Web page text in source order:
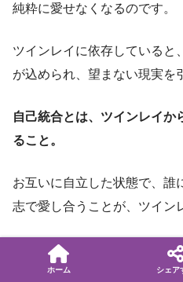
純粋に愛せなくなるのです。
ツインレイに依存していると
が込められ、望まない現実を
自己統合とは、ツインレイか
ること。
お互いに自立した状態で、誰
志で愛し合うことが、ツイン
自己統合を進めるにつれてパ
なり、意識して愛を伝えなく
ホーム シェア